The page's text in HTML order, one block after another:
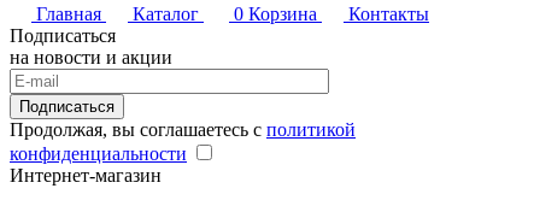
Главная
Каталог 0 Корзина
Контакты
Подписаться
на новости и акции
Подписаться
Продолжая, вы соглашаетесь с политикой
конфиденциальности
Интернет-магазин